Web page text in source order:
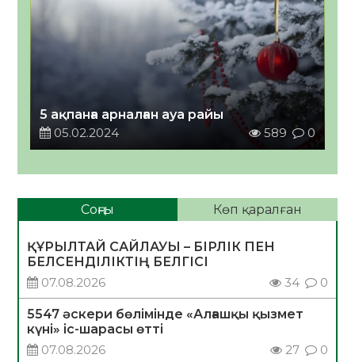
5 ақпанға арналған ауа райы
05.02.2024
589 0
Соңғы Көп қаралған
ҚҰРЫЛТАЙ САЙЛАУЫ – БІРЛІК ПЕН
БЕЛСЕНДІЛІКТІҢ БЕЛГІСІ
07.08.2026
34 0
5547 әскери бөлімінде «Алғашқы қызмет
күні» іс-шарасы өтті
07.08.2026
27 0